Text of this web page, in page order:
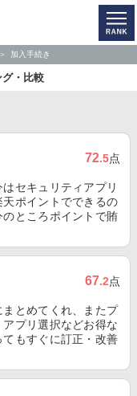
加入手続き
グ・比較
72.5点
セキュリティアプリ
ポイントでできるの
ところポイントで賄
67.2点
とめてくれ、またプ
プリ選択などお得な
もすぐに訂正・改善